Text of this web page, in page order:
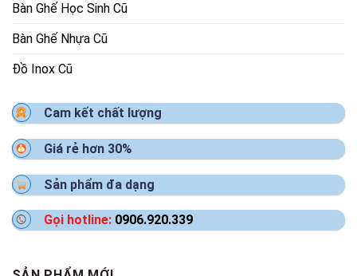
Bàn Ghế Học Sinh Cũ
Bàn Ghế Nhựa Cũ
Đồ Inox Cũ
Cam kết chất lượng
Giá rẻ hơn 30%
Sản phẩm đa dạng
Gọi hotline: 0906.920.339